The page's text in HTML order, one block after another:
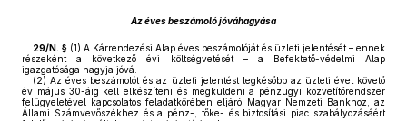
Az éves beszámoló jóváhagyása
29/N. § (1) A Kárrendezési Alap éves beszámolóját és üzleti jelentését – ennek
részeként a következő évi költségvetését – a Befektető-védelmi Alap
igazgatósága hagyja jóvá.
(2) Az éves beszámolót és az üzleti jelentést legkésőbb az üzleti évet követő
év május 30-áig kell elkészíteni és megküldeni a pénzügyi közvetítőrendszer
felügyeletével kapcsolatos feladatkörében eljáró Magyar Nemzeti Bankhoz, az
Állami Számvevőszékhez és a pénz-, tőke- és biztosítási piac szabályozásáért